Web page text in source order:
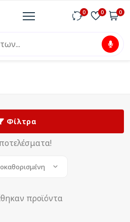
0 0 0
Φίλτρα
προϊόντα